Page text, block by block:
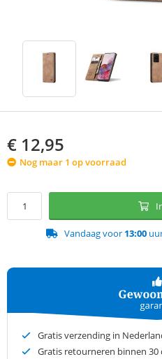
€ 12,95
Nog maar 1 op voorraad
Vandaag voor 13:00
Gratis verzending in
Gratis retourneren binnen 30